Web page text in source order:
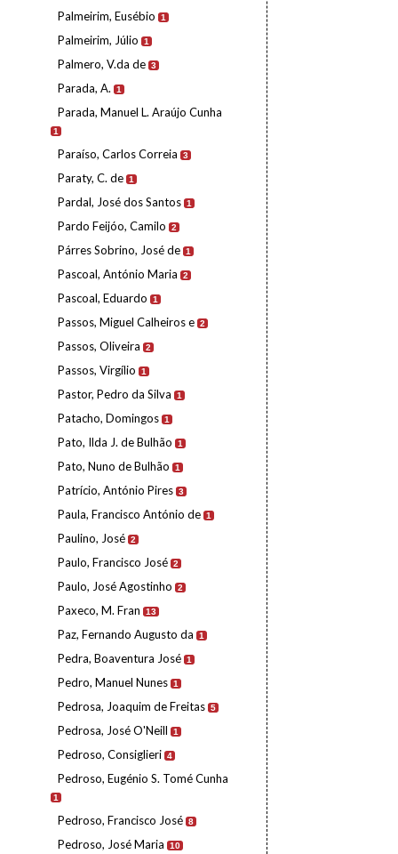
Palmeirim, Eusébio 1
Palmeirim, Júlio 1
Palmero, V.da de 3
Parada, A. 1
Parada, Manuel L. Araújo Cunha
1
Paraíso, Carlos Correia 3
Paraty, C. de 1
Pardal, José dos Santos 1
Pardo Feijóo, Camilo 2
Párres Sobrino, José de 1
Pascoal, António Maria 2
Pascoal, Eduardo 1
Passos, Miguel Calheiros e 2
Passos, Oliveira 2
Passos, Virgílio 1
Pastor, Pedro da Silva 1
Patacho, Domingos 1
Pato, Ilda J. de Bulhão 1
Pato, Nuno de Bulhão 1
Patrício, António Pires 3
Paula, Francisco António de 1
Paulino, José 2
Paulo, Francisco José 2
Paulo, José Agostinho 2
Paxeco, M. Fran 13
Paz, Fernando Augusto da 1
Pedra, Boaventura José 1
Pedro, Manuel Nunes 1
Pedrosa, Joaquim de Freitas 5
Pedrosa, José O'Neill 1
Pedroso, Consiglieri 4
Pedroso, Eugénio S. Tomé Cunha
1
Pedroso, Francisco José 8
Pedroso, José Maria 10